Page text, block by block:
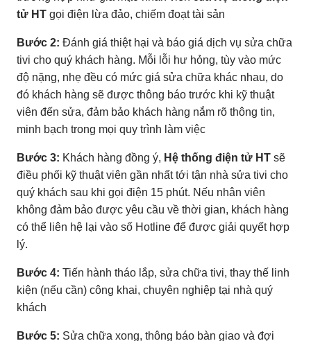
tử HT gọi điện lừa đảo, chiếm đoạt tài sản
Bước 2: Đánh giá thiệt hại và báo giá dịch vụ sửa chữa
tivi cho quý khách hàng. Mỗi lỗi hư hỏng, tùy vào mức
độ nặng, nhẹ đều có mức giá sửa chữa khác nhau, do
đó khách hàng sẽ được thông báo trước khi kỹ thuật
viên đến sửa, đảm bảo khách hàng nắm rõ thông tin,
minh bạch trong mọi quy trình làm việc
Bước 3: Khách hàng đồng ý, Hệ thống điện tử HT sẽ
điều phối kỹ thuật viên gần nhất tới tận nhà sửa tivi cho
quý khách sau khi gọi điện 15 phút. Nếu nhân viên
không đảm bảo được yêu cầu về thời gian, khách hàng
có thể liên hệ lại vào số Hotline để được giải quyết hợp
lý.
Bước 4: Tiến hành tháo lắp, sửa chữa tivi, thay thế linh
kiện (nếu cần) công khai, chuyên nghiệp tại nhà quý
khách
Bước 5: Sửa chữa xong, thông báo bàn giao và đợi